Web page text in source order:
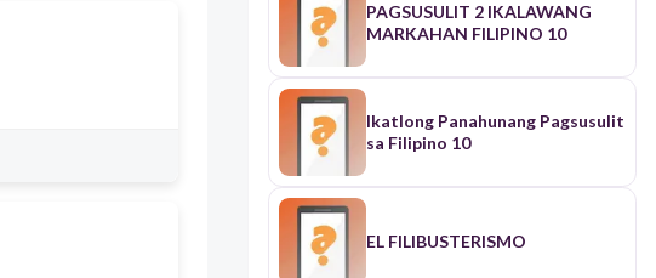
PAGSUSULIT 2 IKALAWANG
MARKAHAN FILIPINO 10
Ikatlong Panahunang Pagsusulit
sa Filipino 10
EL FILIBUSTERISMO